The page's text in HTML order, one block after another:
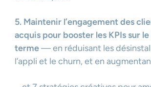
5. Maintenir l’engagement des
acquis pour booster les KPIs sur le
terme— en réduisant les
l’appli et le churn, et en